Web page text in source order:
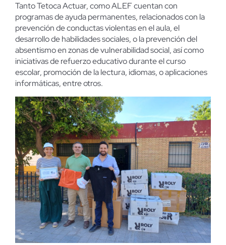
Tanto Tetoca Actuar, como ALEF cuentan con
programas de ayuda permanentes, relacionados con la
prevención de conductas violentas en el aula, el
desarrollo de habilidades sociales, o la prevención del
absentismo en zonas de vulnerabilidad social, así como
iniciativas de refuerzo educativo durante el curso
escolar, promoción de la lectura, idiomas, o aplicaciones
informáticas, entre otros.